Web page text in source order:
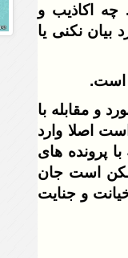
اکاذیب و
بیان نکنی یا
است.
و مقابله با
اصلا وارد
پرونده های
است جان
و جنایت